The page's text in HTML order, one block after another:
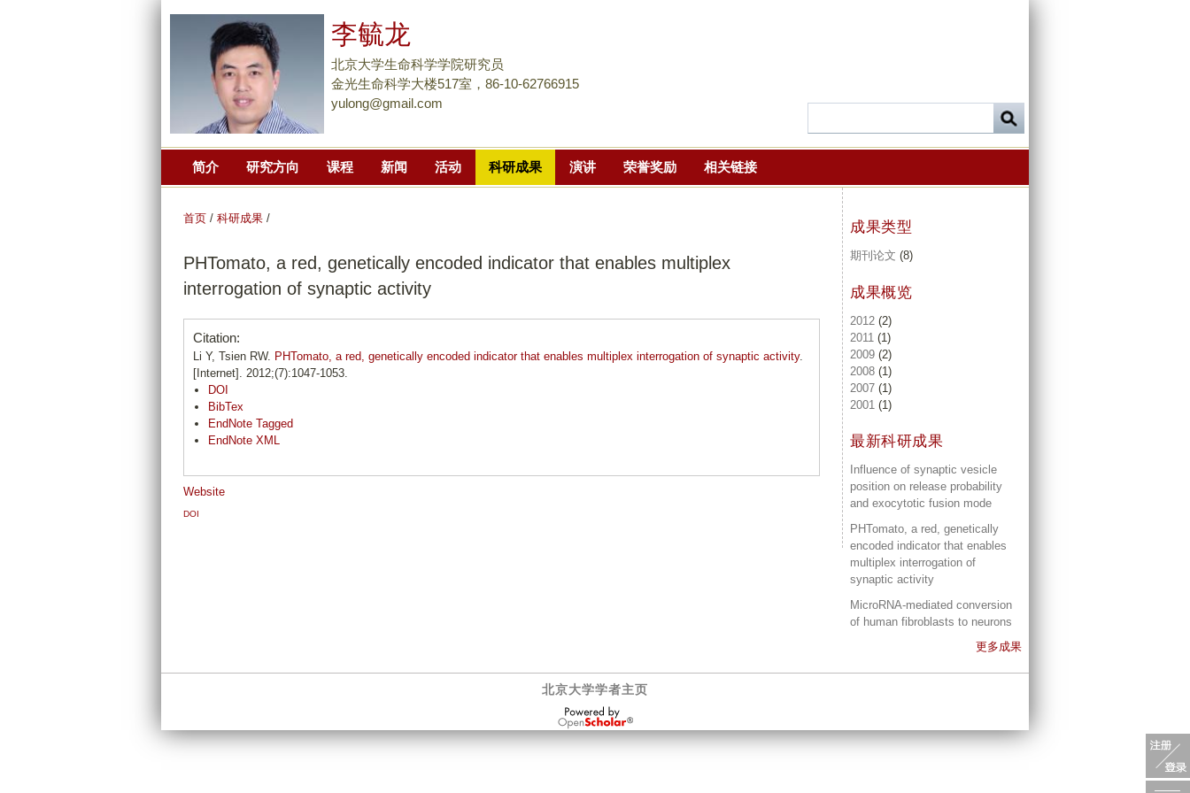
页
主
要
分
李毓龙
北京大学生命科学学院研究员
金光生命科学大楼517室，86-10-62766915
yulong@gmail.com
简介 研究方向 课程 新闻 活动 科研成果 演讲 荣誉奖励 相关链接
首页 / 科研成果 /
PHTomato, a red, genetically encoded indicator that enables multiplex
interrogation of synaptic activity
Citation:
Li Y, Tsien RW. PHTomato, a red, genetically encoded indicator that enables multiplex interrogation of synaptic activity.
[Internet]. 2012;(7):1047-1053.
DOI
BibTex
EndNote Tagged
EndNote XML
Website
DOI
成果类型
期刊论文 (8)
成果概览
2012 (2)
2011 (1)
2009 (2)
2008 (1)
2007 (1)
2001 (1)
最新科研成果
Influence of synaptic vesicle
position on release probability
and exocytotic fusion mode
PHTomato, a red, genetically
encoded indicator that enables
multiplex interrogation of
synaptic activity
MicroRNA-mediated conversion
of human fibroblasts to neurons
更多成果
北京大学学者主页
OpenScholar